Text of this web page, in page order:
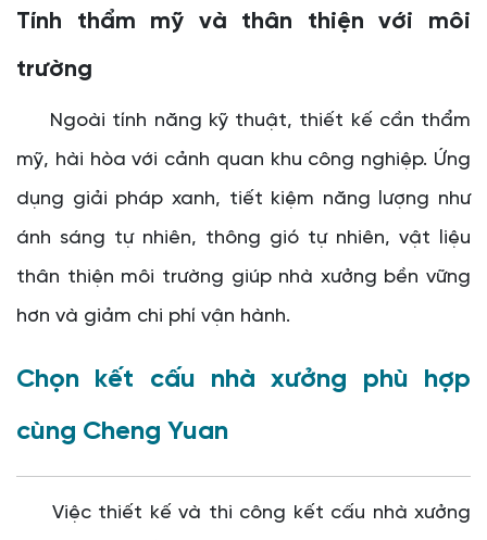
Tính thẩm mỹ và thân thiện với môi
trường
Ngoài tính năng kỹ thuật, thiết kế cần thẩm
mỹ, hài hòa với cảnh quan khu công nghiệp. Ứng
dụng giải pháp xanh, tiết kiệm năng lượng như
ánh sáng tự nhiên, thông gió tự nhiên, vật liệu
thân thiện môi trường giúp nhà xưởng bền vững
hơn và giảm chi phí vận hành.
Chọn kết cấu nhà xưởng phù hợp
cùng Cheng Yuan
Việc thiết kế và thi công kết cấu nhà xưởng